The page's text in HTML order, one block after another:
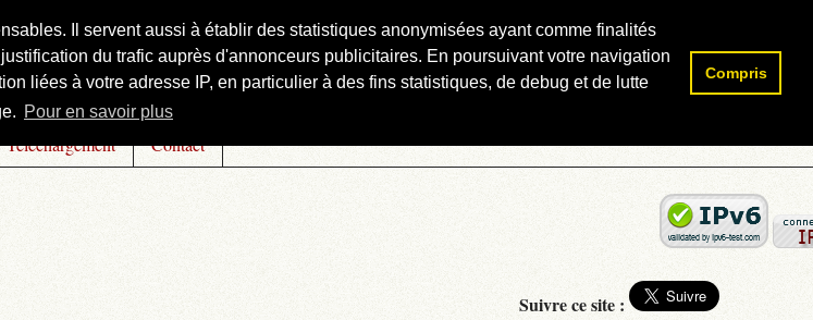
Il servent aussi à établir des statistiques anonymisées ayant comme finalités
du trafic auprès d'annonceurs publicitaires. En poursuivant votre navigation
liées à votre adresse IP, en particulier à des fins statistiques, de debug et de lutte
Pour en savoir plus
Compris
Téléchargement Contact
Rechercher :
Suivre ce site :